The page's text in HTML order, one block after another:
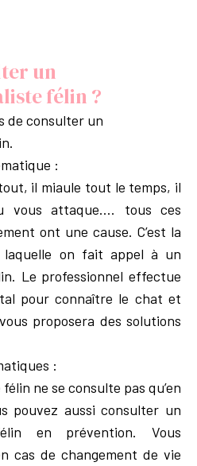
un
félin ?
de consulter un
:
il miaule tout le temps, il
vous attaque…. tous ces
ont une cause. C’est la
laquelle on fait appel à un
Le professionnel effectue
pour connaître le chat et
proposera des solutions
:
ne se consulte pas qu’en
pouvez aussi consulter un
en prévention. Vous
cas de changement de vie